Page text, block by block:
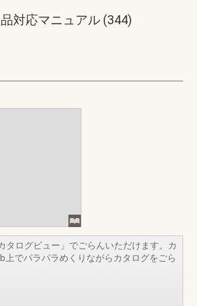
対応マニュアル (344)
タログビュー」でごらんいただけます。カ
上でパラパラめくりながらカタログをごら